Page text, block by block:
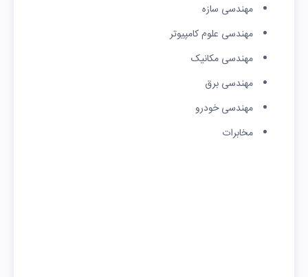
مهندسی سازه
مهندسی علوم کامپیوتر
مهندسی مکانیک
مهندسی برق
مهندسی خودرو
مخابرات